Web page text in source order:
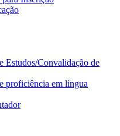
Estudos/Convalidação de
proficiência em língua